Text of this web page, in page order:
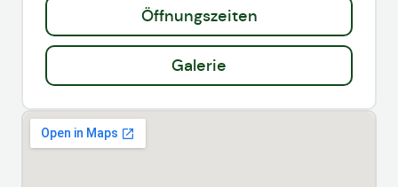
Öffnungszeiten
Galerie